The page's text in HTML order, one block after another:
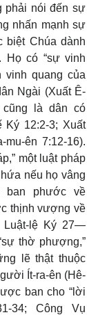
phải nói đến sự
nhấn mạnh sự
biệt Chúa dành
Họ có “sự vinh
vinh quang của
Ngài (Xuất Ê-
cũng là dân có
Ký 12:2-3; Xuất
mu-ên 7:12-16).
một luật pháp
nếu họ vâng
ban phước về
thịnh vượng về
Luật-lệ Ký 27—
thờ phượng,”
lẽ thật thuộc
Ít-ra-ên (Hê-
ban cho “lời
34; Công Vụ